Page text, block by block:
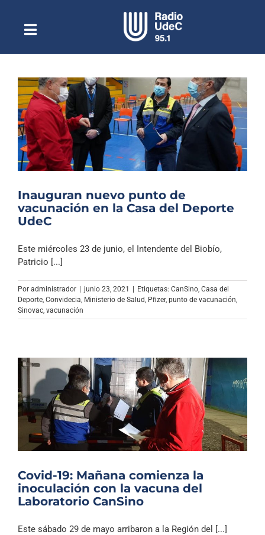
contenidoToggle
NavigationEscuchar Radio UdeC en vivo
Quiénes Somos
Programación
Podcast
Noticias
Columnas
Especiales
Inauguran nuevo punto de
vacunación en la Casa del Deporte
UdeC
Este miércoles 23 de junio, el Intendente del Biobío,
Patricio [...]
Por administrador | junio 23, 2021 | Etiquetas: CanSino Casa del
Deporte Convidecia Ministerio de Salud Pfizer, punto de vacunación
Sinovac vacunación
Covid-19: Mañana comienza la
inoculación con la vacuna del
Laboratorio CanSino
Este sábado 29 de mayo arribaron a la Región del [...]